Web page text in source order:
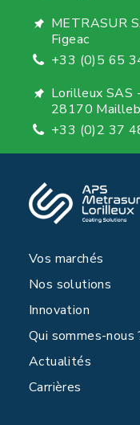
METRASUR
Figeac
+33 (0)5 65
Lorilleux SAS
28170
+33 (0)2 37
Vos marchés
Nos solutions
Innovation
Qui sommes-nous
Actualités
Carrières